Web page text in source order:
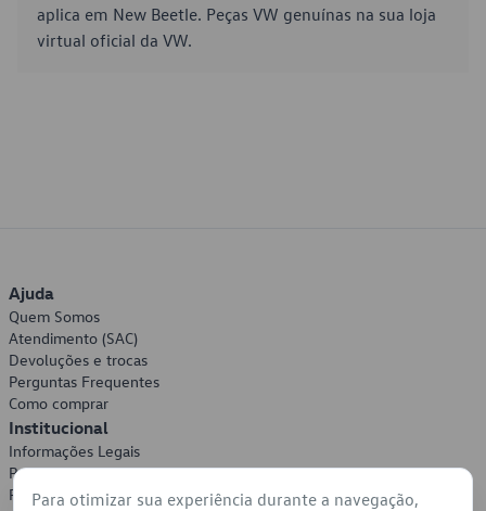
aplica em New Beetle. Peças VW genuínas na sua loja
virtual oficial da VW.
Ajuda
Quem Somos
Atendimento (SAC)
Devoluções e trocas
Perguntas Frequentes
Como comprar
Institucional
Informações Legais
Política de Privacidade
Política de Cookies
Para otimizar sua experiência durante a navegação,